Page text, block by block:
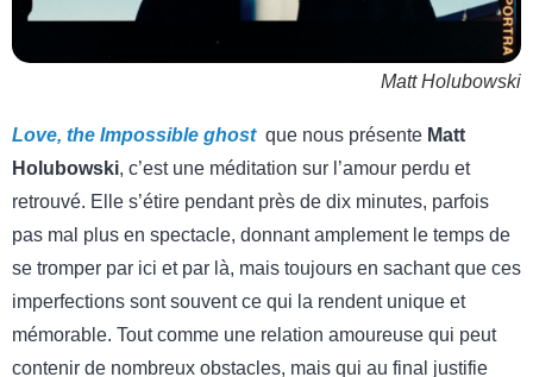
Matt Holubowski
Love, the Impossible ghostque nous présente Matt
Holubowski, c’est une méditation sur l’amour perdu et
retrouvé. Elle s’étire pendant près de dix minutes, parfois
pas mal plus en spectacle, donnant amplement le temps de
se tromper par ici et par là, mais toujours en sachant que ces
imperfections sont souvent ce qui la rendent unique et
mémorable. Tout comme une relation amoureuse qui peut
contenir de nombreux obstacles, mais qui au final justifie